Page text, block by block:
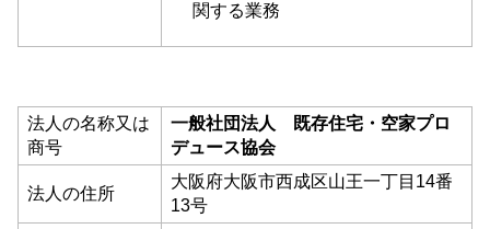
関する業務
法人の名称又は
商号
一般社団法人 既存住宅・空家プロ
デュース協会
法人の住所
大阪府大阪市西成区山王一丁目14番
13号